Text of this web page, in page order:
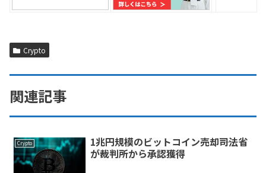
Crypto
関連記事
Crypto
1兆円規模のビットコイン売却――司法省
が裁判所から承認獲得